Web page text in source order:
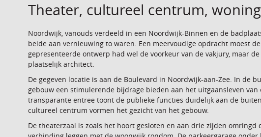
Theater, cultureel centrum,
Noordwijk, vanouds verdeeld in een Noordwijk-Binnen en de
beide aan vernieuwing to waren. Een meervoudige opdracht moest
gepresenteerde ontwerp had wel de voorkeur van de vakjury, maar
plaatselijk architect.
De gegeven locatie is aan de Boulevard in Noordwijk-aan-Zee. In de
gebouw een stimulerende bijdrage bieden aan het uitgaansleven
transparante entree toont de publieke functies duidelijk aan de
cultureel centrum vormen het gezicht van het gebouw.
De theaterzaal is zoals het hoort gesloten en aan drie zijden omringd